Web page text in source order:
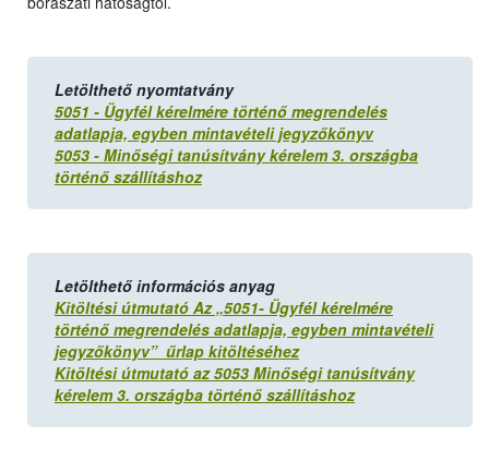
Letölthető nyomtatvány
5051 - Ügyfél kérelmére történő megrendelés
adatlapja, egyben mintavételi jegyzőkönyv
5053 - Minőségi tanúsítvány kérelem 3. országba
történő szállításhoz
Letölthető információs anyag
Kitöltési útmutató Az „5051- Ügyfél kérelmére
történő megrendelés adatlapja, egyben mintavételi
jegyzőkönyv” űrlap kitöltéséhez
Kitöltési útmutató az 5053 Minőségi tanúsítvány
kérelem 3. országba történő szállításhoz